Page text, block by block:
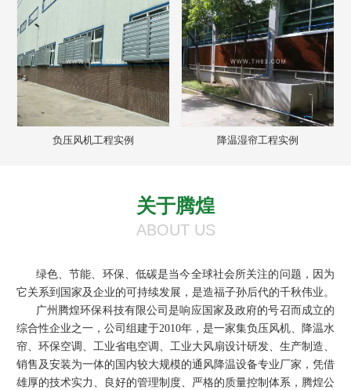
负压风机工程实例 降温湿帘工程实例
关于腾煌
ABOUT US
绿色、节能、环保、低碳是当今全球社会所关注的问题，因为
它关系到国家及企业的可持续发展，是造福子孙后代的千秋伟业。
广州腾煌环保科技有限公司是响应国家及政府的号召而成立的
综合性企业之一，公司组建于2010年，是一家集负压风机、降温水
帘、环保空调、工业省电空调、工业大风扇设计研发、生产制造、
销售及安装为一体的国内较大规模的通风降温设备专业厂家，凭借
雄厚的技术实力、良好的管理制度、严格的质量控制体系，腾煌公